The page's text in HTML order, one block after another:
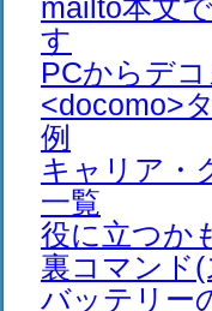
mailto本文
す
PCからデ
<docomo>
例
キャリア・
一覧
役に立つか
裏コマンド
バッテリー